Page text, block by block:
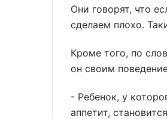
Они говорят, что
сделаем плохо.
Кроме того, по
он своим
- Ребенок, у
аппетит,